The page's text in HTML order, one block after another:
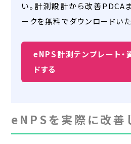
い。計測設計から改善PDCA
ークを無料でダウンロードいた
eNPS計測テンプレート・
ドする
eNPSを実際に改善